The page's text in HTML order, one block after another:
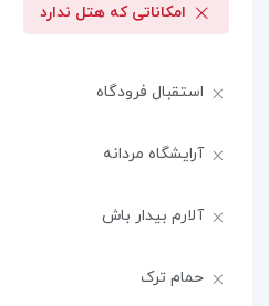
امکاناتی که هتل ندارد
استقبال فرودگاه
آرایشگاه مردانه
آلارم بیدار باش
حمام ترک